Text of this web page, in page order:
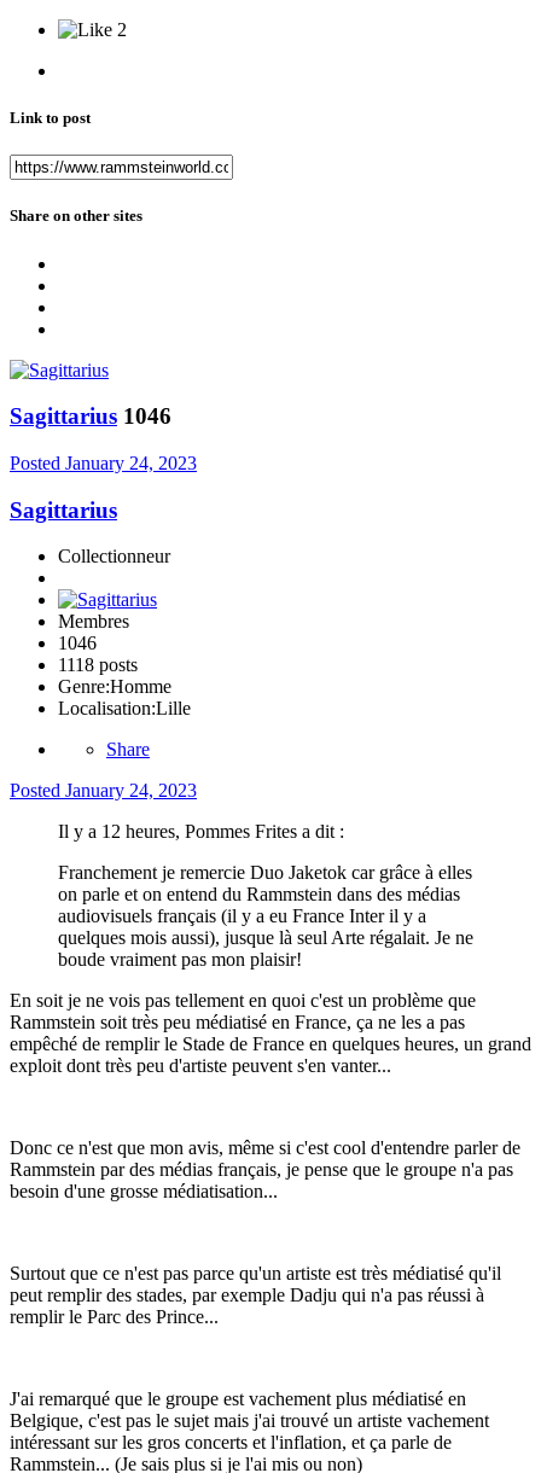
2
Link to post
Share on other sites
Sagittarius 1046
Posted January 24, 2023
Sagittarius
Collectionneur
Membres
1046
1118 posts
Genre:Homme
Localisation:Lille
Share
Posted January 24, 2023
Il y a 12 heures, Pommes Frites a dit :
Franchement je remercie Duo Jaketok car grâce à elles
on parle et on entend du Rammstein dans des médias
audiovisuels français (il y a eu France Inter il y a
quelques mois aussi), jusque là seul Arte régalait. Je ne
boude vraiment pas mon plaisir!
En soit je ne vois pas tellement en quoi c'est un problème que
Rammstein soit très peu médiatisé en France, ça ne les a pas
empêché de remplir le Stade de France en quelques heures, un grand
exploit dont très peu d'artiste peuvent s'en vanter...
Donc ce n'est que mon avis, même si c'est cool d'entendre parler de
Rammstein par des médias français, je pense que le groupe n'a pas
besoin d'une grosse médiatisation...
Surtout que ce n'est pas parce qu'un artiste est très médiatisé qu'il
peut remplir des stades, par exemple Dadju qui n'a pas réussi à
remplir le Parc des Prince...
J'ai remarqué que le groupe est vachement plus médiatisé en
Belgique, c'est pas le sujet mais j'ai trouvé un artiste vachement
intéressant sur les gros concerts et l'inflation, et ça parle de
Rammstein... (Je sais plus si je l'ai mis ou non)